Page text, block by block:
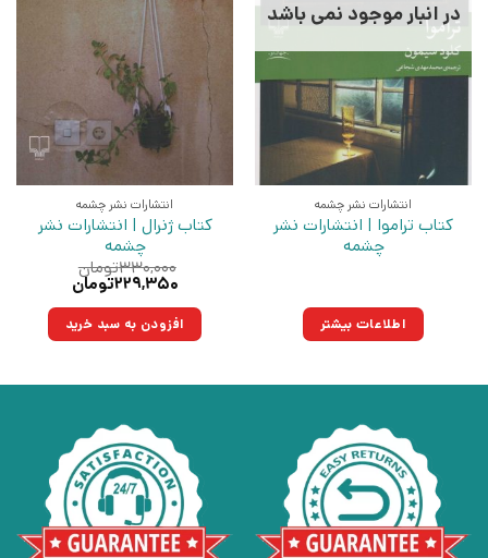
در انبار موجود نمی باشد
انتشارات نشر چشمه
کتاب تراموا | انتشارات نشر
چشمه
اطلاعات بیشتر
انتشارات نشر چشمه
کتاب ژنرال | انتشارات نشر
چشمه
۳۳۰,۰۰۰تومان
قیمت
۳۳۰,۰۰۰تومان
بود.
۲۲۹,۳۵۰تومان
۲۲۹,۳۵۰تومان.افزودن به سبد خرید